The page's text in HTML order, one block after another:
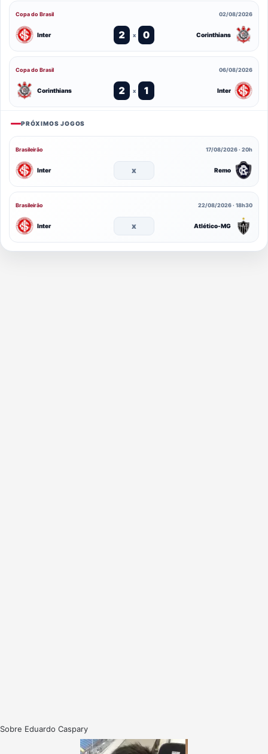
Copa do Brasil 02/08/2026
Inter 2 x 0 Corinthians
Copa do Brasil 06/08/2026
Corinthians 2 x 1 Inter
PRÓXIMOS JOGOS
Brasileirão 17/08/2026 · 20h
Inter x Remo
Brasileirão 22/08/2026 · 18h30
Inter x Atlético-MG
Sobre Eduardo Caspary